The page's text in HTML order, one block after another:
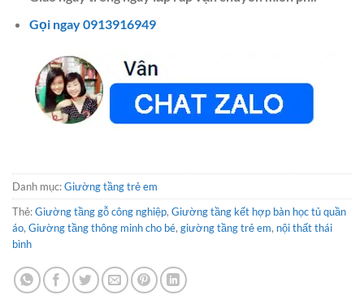
Gọi ngay 0913916949
Danh mục:Giường tầng trẻ em
Thẻ:Giường tầng gỗ công nghiệp, Giường tầng kết hợp bàn học tủ quần
áo, Giường tầng thông minh cho bé, giường tầng trẻ em, nội thất thái
bình